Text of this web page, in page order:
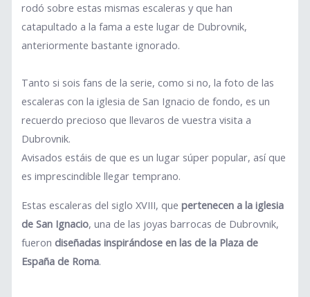
rodó sobre estas mismas escaleras y que han
catapultado a la fama a este lugar de Dubrovnik,
anteriormente bastante ignorado.
Tanto si sois fans de la serie, como si no, la foto de las
escaleras con la iglesia de San Ignacio de fondo, es un
recuerdo precioso que llevaros de vuestra visita a
Dubrovnik.
Avisados estáis de que es un lugar súper popular, así que
es imprescindible llegar temprano.
Estas escaleras del siglo XVIII, quepertenecen a la iglesia
de San Ignacio, una de las joyas barrocas de Dubrovnik,
fuerondiseñadas inspirándose en las de la Plaza de
España de Roma.